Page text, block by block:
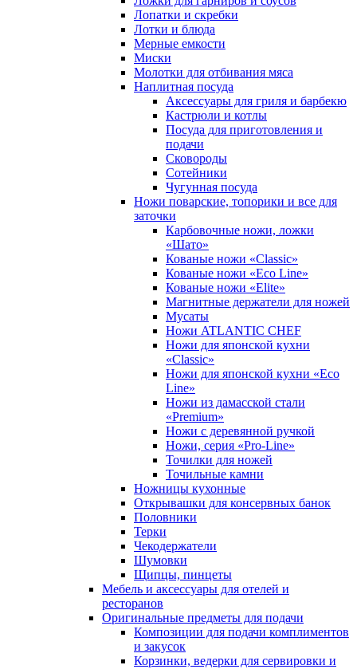
Лопатки и скребки
Лотки и блюда
Мерные емкости
Миски
Молотки для отбивания мяса
Наплитная посуда
Аксессуары для гриля и барбекю
Кастрюли и котлы
Посуда для приготовления и
подачи
Сковороды
Сотейники
Чугунная посуда
Ножи поварские, топорики и все для
заточки
Карбовочные ножи, ложки
«Шато»
Кованые ножи «Classic»
Кованые ножи «Eco Line»
Кованые ножи «Elite»
Магнитные держатели для ножей
Мусаты
Ножи ATLANTIC CHEF
Ножи для японской кухни
«Classic»
Ножи для японской кухни «Eco
Line»
Ножи из дамасской стали
«Premium»
Ножи с деревянной ручкой
Ножи, серия «Pro-Line»
Точилки для ножей
Точильные камни
Ножницы кухонные
Открывашки для консервных банок
Половники
Терки
Чекодержатели
Шумовки
Щипцы, пинцеты
Мебель и аксессуары для отелей и
ресторанов
Оригинальные предметы для подачи
Композиции для подачи комплиментов
и закусок
Корзинки, ведерки для сервировки и